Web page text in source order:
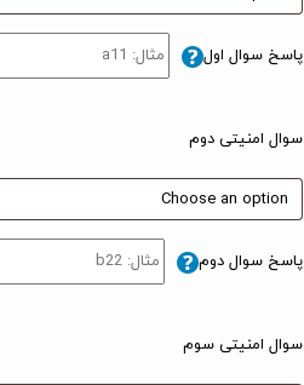
پاسخ سوال اول
سوال امنیتی دوم
پاسخ سوال دوم
سوال امنیتی سوم